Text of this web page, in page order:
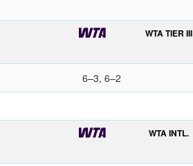
WTA TIER III
6–3, 6–2
WTA INTL.